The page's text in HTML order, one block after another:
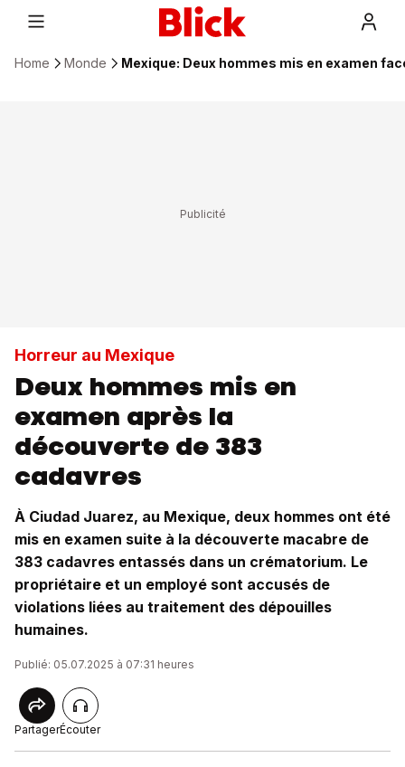
Home Monde Mexique: Deux hommes mis en examen
Horreur au Mexique
Deux hommes mis en
examen après la
découverte de 383
cadavres
À Ciudad Juarez, au Mexique, deux hommes ont été
mis en examen suite à la découverte macabre de
383 cadavres entassés dans un crématorium. Le
propriétaire et un employé sont accusés de
violations liées au traitement des dépouilles
humaines.
Publié: 05.07.2025 à 07:31 heures
PartagerÉcouter